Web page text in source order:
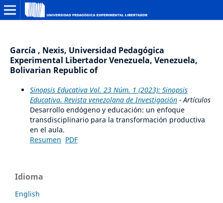
García , Nexis, Universidad Pedagógica
Experimental Libertador Venezuela, Venezuela,
Bolivarian Republic of
Sinopsis Educativa Vol. 23 Núm. 1 (2023): Sinopsis
Educativa. Revista venezolana de Investigación- Artículos
Desarrollo endógeno y educación: un enfoque
transdisciplinario para la transformación productiva
en el aula.
Resumen PDF
Idioma
English